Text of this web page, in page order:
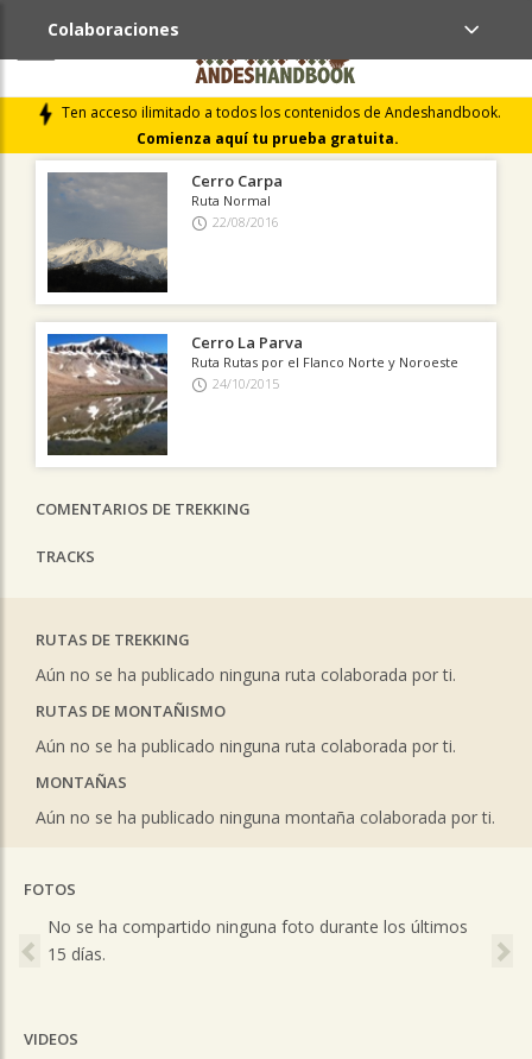
Ten acceso ilimitado a todos los contenidos de Andeshandbook.
Comienza aquí tu prueba gratuita.
Colaboraciones
ÚLTIMAS COLABORACIONES PUBLICADAS
LIBROS DE CUMBRES
Cerro Carpa
Ruta Normal
22/08/2016
Cerro La Parva
Ruta Rutas por el Flanco Norte y Noroeste
24/10/2015
COMENTARIOS DE TREKKING
TRACKS
RUTAS DE TREKKING
Aún no se ha publicado ninguna ruta colaborada por ti.
RUTAS DE MONTAÑISMO
Aún no se ha publicado ninguna ruta colaborada por ti.
MONTAÑAS
Aún no se ha publicado ninguna montaña colaborada por ti.
FOTOS
No se ha compartido ninguna foto durante los últimos
15 días.
Previous
VIDEOS